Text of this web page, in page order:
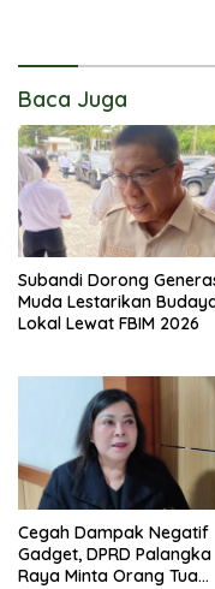
Baca Juga
Subandi Dorong
Muda Lestarikan
Lokal Lewat FBIM 2026
Cegah Dampak Negatif
Gadget, DPRD Palangka
Raya Minta Orang Tua